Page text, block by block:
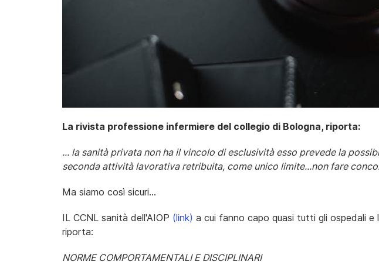
La rivista professione infermiere del collegio di Bologna, riporta:
... la sanità privata non ha il vincolo di esclusività esso prevede la
seconda attività lavorativa retribuita, come unico limite...non fare
Ma siamo così sicuri...
IL CCNL sanità dell'AIOP (link) a cui fanno capo quasi tutti gli ospedali e
riporta:
NORME COMPORTAMENTALI E DISCIPLINARI